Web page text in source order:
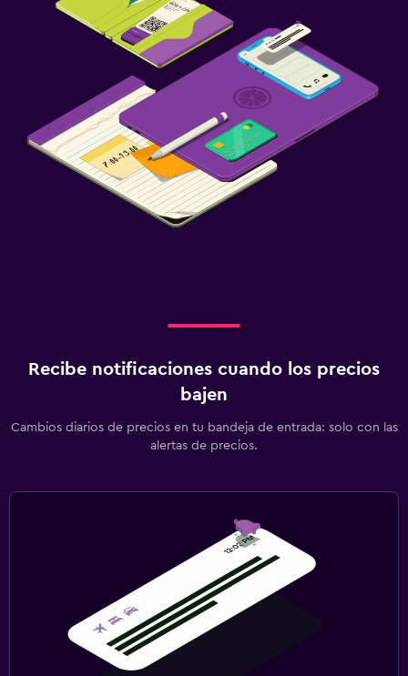
Caja fuerte para laptops
Tienda de regalos
Casino
Juegos de mesa/rompecabezas
Despertador
Piscina
Recibe notificaciones cuando los precios
bajen
Cambios diarios de precios en tu bandeja de entrada: solo con las
alertas de precios.